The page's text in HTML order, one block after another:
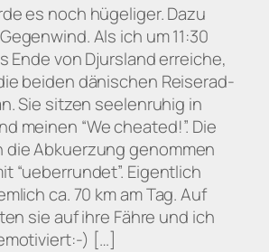
es noch hügeliger. Dazu
Als ich um 11:30
Ende von Djursland erreiche,
beiden dänischen Reiserad-
Sie sitzen seelenruhig in
meinen “We cheated!”. Die
die Abkuerzung genommen
“ueberrundet”. Eigentlich
ca. 70 km am Tag. Auf
sie auf ihre Fähre und ich
) […]